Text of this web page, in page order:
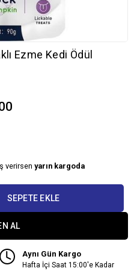
Ezme Kedi Ödül
verirsen yarın kargoda
Aynı Gün Kargo
Hafta İçi Saat 15:00'e Kadar